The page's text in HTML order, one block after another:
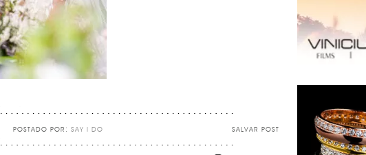
SALVAR POST
POSTADO POR: SAY I DO